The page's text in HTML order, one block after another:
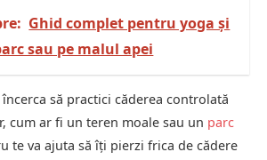
Ghid complet pentru yoga și
sau pe malul apei
să practici căderea controlată
cum ar fi un teren moale sau un parc
te va ajuta să îți pierzi frica de cădere